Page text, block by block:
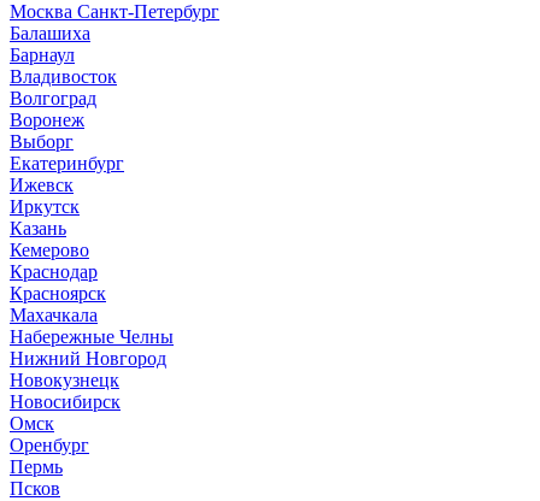
Москва Санкт-Петербург
Балашиха
Барнаул
Владивосток
Волгоград
Воронеж
Выборг
Екатеринбург
Ижевск
Иркутск
Казань
Кемерово
Краснодар
Красноярск
Махачкала
Набережные Челны
Нижний Новгород
Новокузнецк
Новосибирск
Омск
Оренбург
Пермь
Псков